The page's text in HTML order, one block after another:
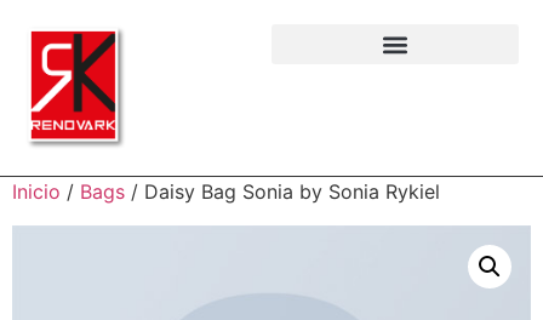
Inicio / Bags / Daisy Bag Sonia by Sonia Rykiel